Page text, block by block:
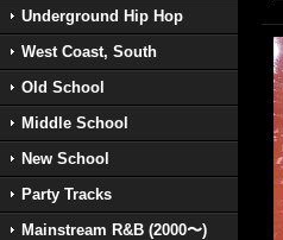
Underground Hip Hop
West Coast, South
Old School
Middle School
New School
Party Tracks
Mainstream R&B (2000〜)